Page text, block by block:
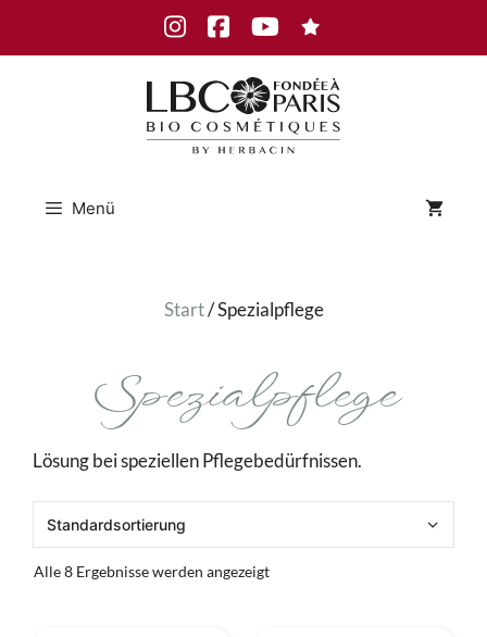
InstagramFacebookYoutube
Menü
Start/ Spezialpflege
Spezialpflege
Lösung bei speziellen Pflegebedürfnissen.
Alle 8 Ergebnisse werden angezeigt